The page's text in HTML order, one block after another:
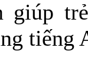
giúp
tiếng